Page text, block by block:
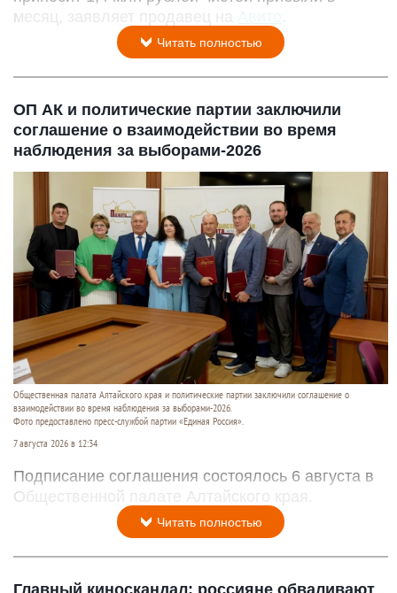
месяц, заявляет продавец на
Авито
Читать полностью
ОП АК и политические партии заключили
соглашение о взаимодействии во время
наблюдения за выборами-2026
Общественная палата Алтайского края и политические партии заключили соглашение о
взаимодействии во время наблюдения за выборами-2026.
Фото предоставлено пресс-службой партии «Единая Россия».
7 августа 2026 в 12:34
Подписание соглашения состоялось 6 августа в
Общественной палате Алтайского края.
Читать полностью
Главный киноскандал: россияне обваливают